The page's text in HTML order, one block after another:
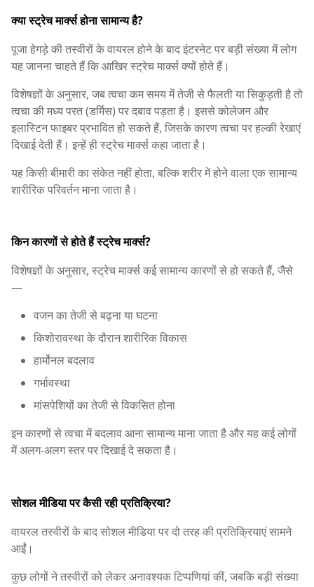
क्या स्ट्रेच मार्क्स होना सामान्य है?
पूजा हेगड़े की तस्वीरों के वायरल होने के बाद इंटरनेट पर बड़ी संख्या में लोग
यह जानना चाहते हैं कि आखिर स्ट्रेच मार्क्स क्यों होते हैं।
विशेषज्ञों के अनुसार, जब त्वचा कम समय में तेजी से फैलती या सिकुड़ती है तो
त्वचा की मध्य परत (डर्मिस) पर दबाव पड़ता है। इससे कोलेजन और
इलास्टिन फाइबर प्रभावित हो सकते हैं, जिसके कारण त्वचा पर हल्की रेखाएं
दिखाई देती हैं। इन्हें ही स्ट्रेच मार्क्स कहा जाता है।
यह किसी बीमारी का संकेत नहीं होता, बल्कि शरीर में होने वाला एक सामान्य
शारीरिक परिवर्तन माना जाता है।
किन कारणों से होते हैं स्ट्रेच मार्क्स?
विशेषज्ञों के अनुसार, स्ट्रेच मार्क्स कई सामान्य कारणों से हो सकते हैं, जैसे
—
वजन का तेजी से बढ़ना या घटना
किशोरावस्था के दौरान शारीरिक विकास
हार्मोनल बदलाव
गर्भावस्था
मांसपेशियों का तेजी से विकसित होना
इन कारणों से त्वचा में बदलाव आना सामान्य माना जाता है और यह कई लोगों
में अलग-अलग स्तर पर दिखाई दे सकता है।
सोशल मीडिया पर कैसी रही प्रतिक्रिया?
वायरल तस्वीरों के बाद सोशल मीडिया पर दो तरह की प्रतिक्रियाएं सामने
आईं।
कुछ लोगों ने तस्वीरों को लेकर अनावश्यक टिप्पणियां कीं, जबकि बड़ी संख्या